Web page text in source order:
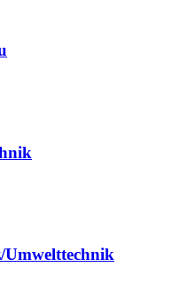
Umwelttechnik